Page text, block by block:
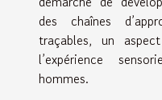
des chaînes
traçables, un
l’expérience
hommes.